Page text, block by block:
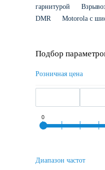
гарнитурой
DMR
Motorola с
Подбор
Розничная цена
0
Диапазон частот